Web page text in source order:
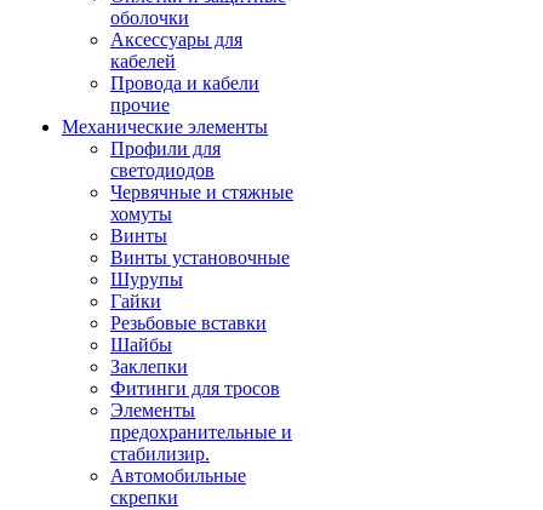
оболочки
Аксессуары для
кабелей
Провода и кабели
прочие
Механические элементы
Профили для
светодиодов
Червячные и стяжные
хомуты
Винты
Винты установочные
Шурупы
Гайки
Резьбовые вставки
Шайбы
Заклепки
Фитинги для тросов
Элементы
предохранительные и
стабилизир.
Автомобильные
скрепки